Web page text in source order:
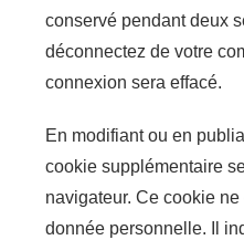
conservé pendant deux
déconnectez de votre
connexion sera effacé.
En modifiant ou en
cookie supplémentaire
navigateur. Ce cookie
donnée personnelle. Il